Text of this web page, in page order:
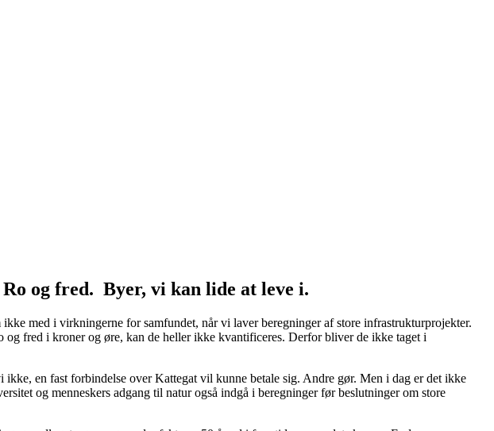
og fred. Byer, vi kan lide at leve i.
med i virkningerne for samfundet, når vi laver beregninger af store infrastrukturprojekter.
fred i kroner og øre, kan de heller ikke kvantificeres. Derfor bliver de ikke taget i
en fast forbindelse over Kattegat vil kunne betale sig. Andre gør. Men i dag er det ikke
og menneskers adgang til natur også indgå i beregninger før beslutninger om store